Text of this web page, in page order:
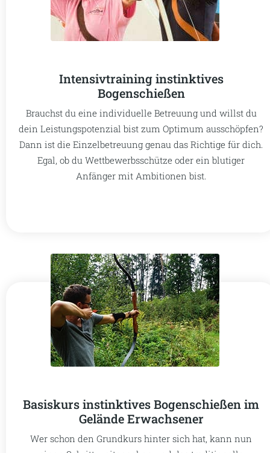
Intensivtraining instinktives
Bogenschießen
Brauchst du eine individuelle Betreuung und willst du
dein Leistungspotenzial bist zum Optimum ausschöpfen?
Dann ist die Einzelbetreuung genau das Richtige für dich.
Egal, ob du Wettbewerbsschütze oder ein blutiger
Anfänger mit Ambitionen bist.
Basiskurs instinktives Bogenschießen im
Gelände Erwachsener
Wer schon den Grundkurs hinter sich hat, kann nun